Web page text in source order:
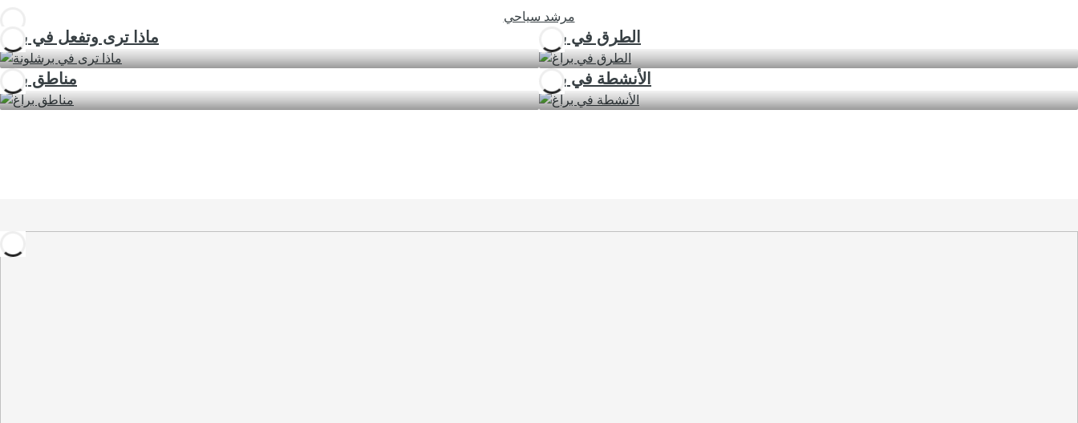
مرشد سياحي
ماذا ترى وتفعل في براغ الطرق في براغ
مناطق براغ الأنشطة في براغ